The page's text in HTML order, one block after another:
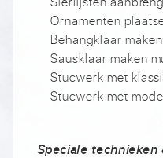
Ornamenten
Behangklaar
Sausklaar maken
Stucwerk met
Stucwerk met
Speciale technieken